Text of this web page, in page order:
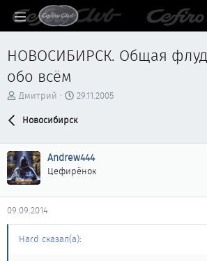
НОВОСИБИРСК. Общая
обо всём
А
т
е
м
ы
Дмитрий
Д
т
а
ч
л
29.11.2005
Новосибирск
Andrew444
Цефирёнок
09.09.2014
Hard сказал(а):